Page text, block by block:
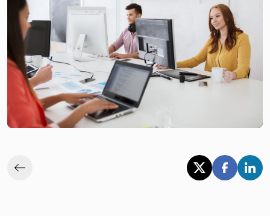
Sanctions et listes de surveillance
PPE et proches associés
Presse négative
L’état de la criminalité financière en 2025